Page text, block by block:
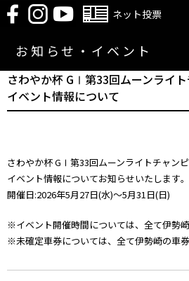
ネット投票
お知らせ・イベント
さわやか杯 GⅠ第33回ムーンライ
イベント情報について
さわやか杯 GⅠ第33回ムーンライトチャン
イベント情報についてお知らせいたします｡
開催日:2026年5月27日(水)～5月31日(日)
※イベント開催時間については、全て伊勢
※未確定車券については、全て伊勢崎の車